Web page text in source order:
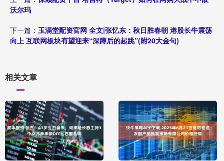
沃尔玛
下一篇： 玉满堂配资官网 全文|张忆东：秋日胜春朝 港股长牛震荡
向上 互联网板块有望迎来“深蹲后的起跳”(附20大金句)
相关文章